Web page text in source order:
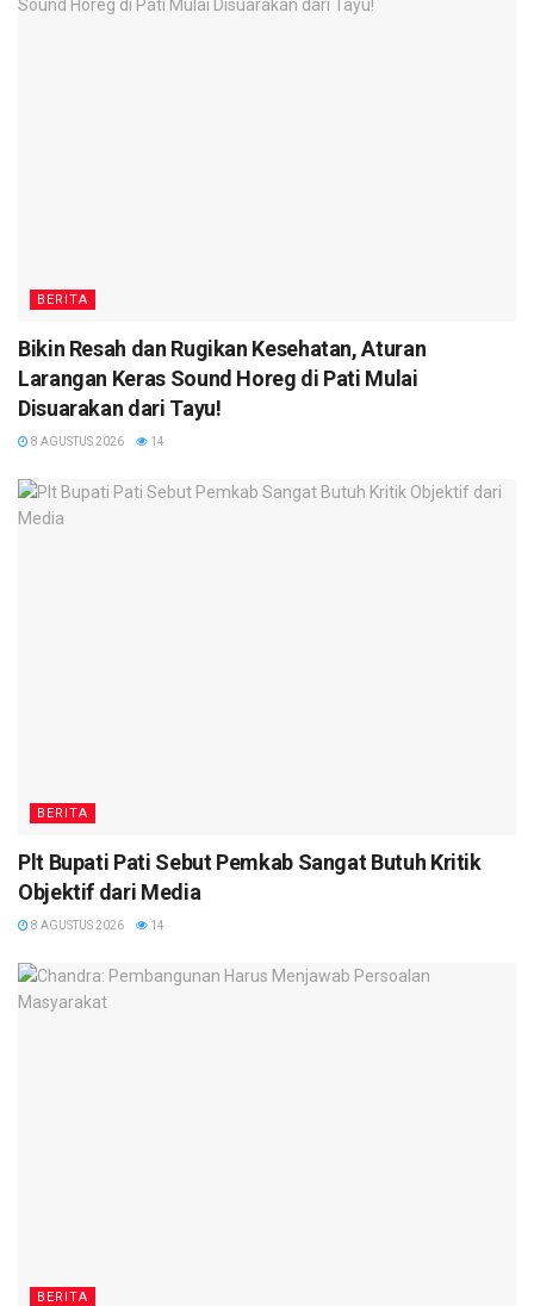
BERITA
Bikin Resah dan Rugikan Kesehatan, Aturan
Larangan Keras Sound Horeg di Pati Mulai
Disuarakan dari Tayu!
8 AGUSTUS 2026 14
BERITA
Plt Bupati Pati Sebut Pemkab Sangat Butuh Kritik
Objektif dari Media
8 AGUSTUS 2026 14
BERITA